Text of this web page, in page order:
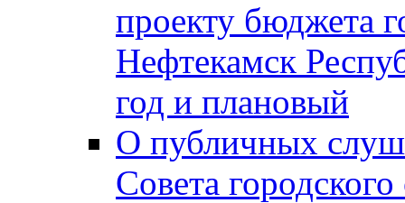
проекту бюджета
Нефтекамск
год и плановый
О публичных
Совета